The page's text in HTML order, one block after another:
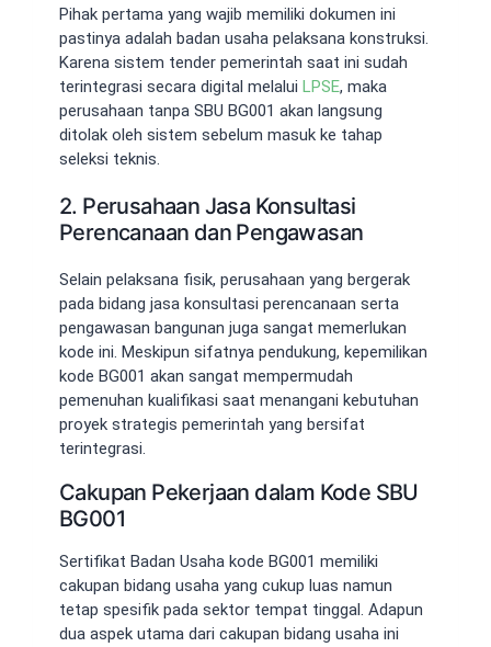
Pihak pertama yang wajib memiliki dokumen ini
pastinya adalah badan usaha pelaksana konstruksi.
Karena sistem tender pemerintah saat ini sudah
terintegrasi secara digital melalui LPSE, maka
perusahaan tanpa SBU BG001 akan langsung
ditolak oleh sistem sebelum masuk ke tahap
seleksi teknis.
2. Perusahaan Jasa Konsultasi
Perencanaan dan Pengawasan
Selain pelaksana fisik, perusahaan yang bergerak
pada bidang jasa konsultasi perencanaan serta
pengawasan bangunan juga sangat memerlukan
kode ini. Meskipun sifatnya pendukung, kepemilikan
kode BG001 akan sangat mempermudah
pemenuhan kualifikasi saat menangani kebutuhan
proyek strategis pemerintah yang bersifat
terintegrasi.
Cakupan Pekerjaan dalam Kode SBU
BG001
Sertifikat Badan Usaha kode BG001 memiliki
cakupan bidang usaha yang cukup luas namun
tetap spesifik pada sektor tempat tinggal. Adapun
dua aspek utama dari cakupan bidang usaha ini